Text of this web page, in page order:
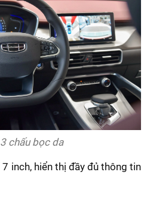
chấu bọc da
inch, hiển thị đầy đủ thông tin